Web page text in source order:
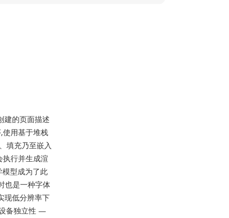
建的页面描述
用基于堆栈
填充乃至嵌入
行并生成渲
型成为了此
也是一种字体
现低分辨率下
备独立性 —